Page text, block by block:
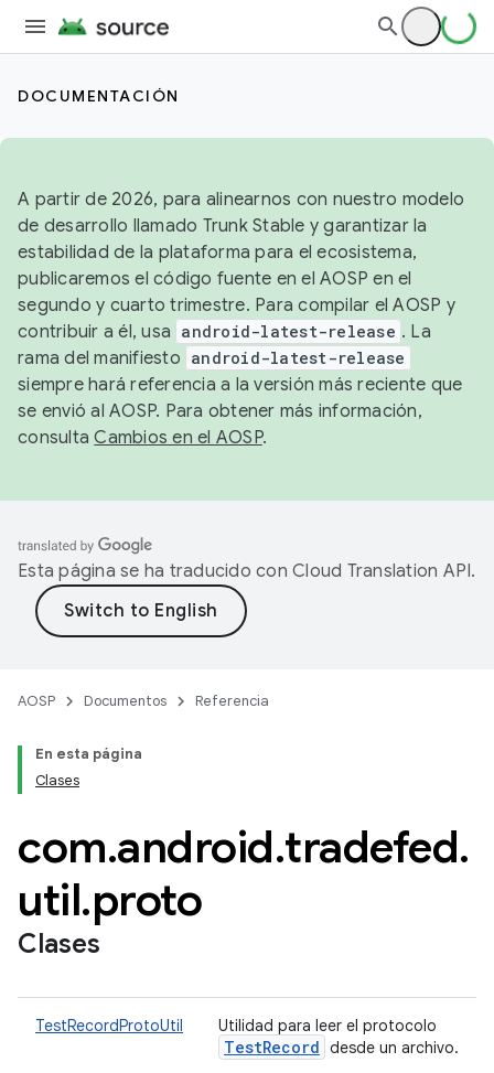
DOCUMENTACIÓN
A partir de 2026, para alinearnos con nuestro modelo
de desarrollo llamado Trunk Stable y garantizar la
estabilidad de la plataforma para el ecosistema,
publicaremos el código fuente en el AOSP en el
segundo y cuarto trimestre. Para compilar el AOSP y
contribuir a él, usa android-latest-release . La
rama del manifiesto android-latest-release
siempre hará referencia a la versión más reciente que
se envió al AOSP. Para obtener más información,
consultaCambios en el AOSP.
Esta página se ha traducido con Cloud Translation API.
AOSP Documentos Referencia
En esta página
Clases
com.android.tradefed.
util.proto
Clases
TestRecordProtoUtil Utilidad para leer el protocolo
TestRecord desde un archivo.